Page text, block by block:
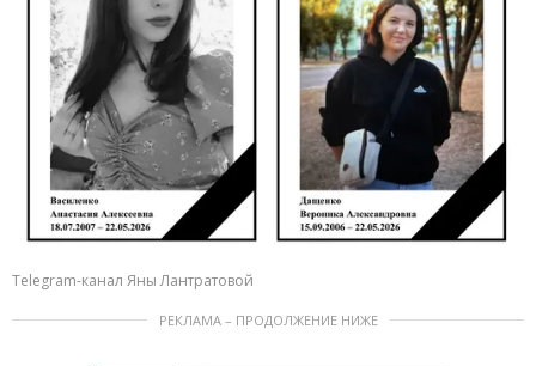
Telegram-канал Яны Лантратовой
РЕКЛАМА – ПРОДОЛЖЕНИЕ НИЖЕ